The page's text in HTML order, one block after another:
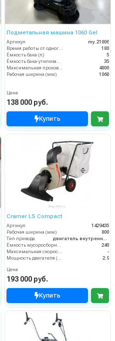
Подметальная машина 1060 Gel
Артикул
my.21006
Время работы от одного заряда (мин)
180
Ёмкость бака (л)
5
Ёмкость бака-утилизатора (л)
35
Максимальная производительность (м2/ч)
4800
Рабочая ширина (мм)
1060
Цена
138 000 руб.
Купить
Cramer LS Compact
Артикул
1429435
Рабочая ширина (мм)
800
Тип привода
двигатель внутреннего сгорания
Ёмкость мусоросборника (л)
240
Максимальная скорость движения (км/ч)
-
Мощность двигателя (кВт)
2.9
Цена
193 000 руб.
Купить